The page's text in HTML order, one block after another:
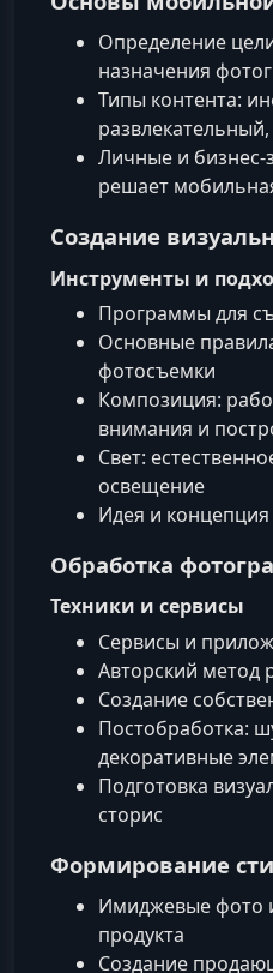
Определение
назначения
Типы контента:
Личные и бизнес-
решает
Создание
Инструменты и
Программы для
Основные
фотосъемки
Композиция:
внимания и
Свет:
освещение
Идея и концепция
Обработка
Техники и сервисы
Сервисы и
Авторский метод
Создание
Постобработка:
декоративные
Подготовка
сторис
Формирование
Имиджевые фото
продукта
Создание